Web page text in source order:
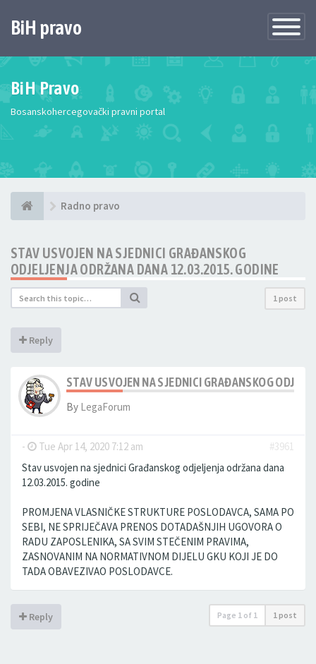
Toggle
BiH pravo
BiH Pravo
Bosanskohercegovački pravni portal
Radno pravo
STAV USVOJEN NA SJEDNICI GRAĐANSKOG
ODJELJENJA ODRŽANA DANA 12.03.2015. GODINE
1 post
Reply
STAV USVOJEN NA SJEDNICI GRAĐANSKOG
By LegaForum
- Tue Apr 14, 2020 7:12 am
#3961
Stav usvojen na sjednici Građanskog odjeljenja održana dana
12.03.2015. godine
PROMJENA VLASNIČKE STRUKTURE POSLODAVCA, SAMA PO
SEBI, NE SPRIJEČAVA PRENOS DOTADAŠNJIH UGOVORA O
RADU ZAPOSLENIKA, SA SVIM STEČENIM PRAVIMA,
ZASNOVANIM NA NORMATIVNOM DIJELU GKU KOJI JE DO
TADA OBAVEZIVAO POSLODAVCE.
Reply Page 1 of 1 1 post